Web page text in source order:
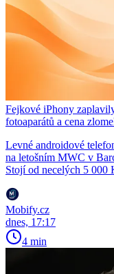
Fejkové iPhony
fotoaparátů a cena
Levné androidové
na letošním MWC v
Stojí od necelých 5 000
Mobify.cz
dnes, 17:17
4 min